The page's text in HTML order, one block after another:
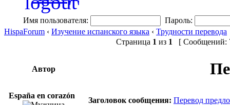
Имя пользователя:
Пароль:
HispaForum ‹ Изучение испанского языка ‹ Трудности перевода
Страница 1 из 1 [ Сообщений:
Автор
España en corazón
Заголовок сообщения: Перевод